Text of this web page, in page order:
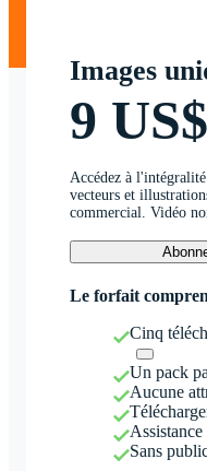
Images
9 US$
Accédez à
vecteurs et
commercial. Vidéo
Le forfait
Cinq
Un pack
Aucune
Sans